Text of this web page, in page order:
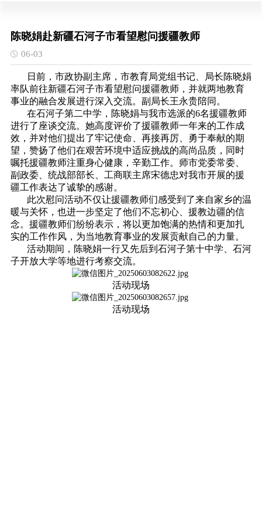
陈晓娟赴新疆石河子市看望慰问援疆教师
06-03
日前，市政协副主席，市教育局党组书记、局长陈晓娟
率队前往新疆石河子市看望慰问援疆教师，并就两地教育
事业的融合发展进行深入交流。副局长王永贵陪同。
在石河子第二中学，陈晓娟与我市选派的6名援疆教师
进行了座谈交流。她高度评价了援疆教师一年来的工作成
效，并对他们提出了牢记使命、再接再厉、勇于奉献的期
望，赞扬了他们在艰苦环境中适应挑战的高尚品质，同时
嘱托援疆教师注重身心健康，辛勤工作。师市党委常委、
副政委、统战部部长、工商联主席宋德忠对我市开展的援
疆工作表达了诚挚的感谢。
此次慰问活动不仅让援疆教师们感受到了来自家乡的温
暖与关怀，也进一步坚定了他们不忘初心、援教边疆的信
念。援疆教师们纷纷表示，将以更加饱满的热情和更加扎
实的工作作风，为当地教育事业的发展贡献自己的力量。
活动期间，陈晓娟一行又先后到石河子第十中学、石河
子开放大学等地进行考察交流。
活动现场
活动现场